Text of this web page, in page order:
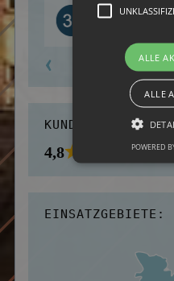
Über 30
4,8
EINSATZGEBIETE:
ALLE
ALLE
POWERED